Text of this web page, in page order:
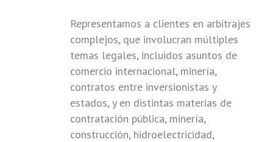
Representamos a clientes en arbitrajes
complejos, que involucran múltiples
temas legales, incluidos asuntos de
comercio internacional, minería,
contratos entre inversionistas y
estados, y en distintas materias de
contratación pública, minería,
construcción, hidroelectricidad,